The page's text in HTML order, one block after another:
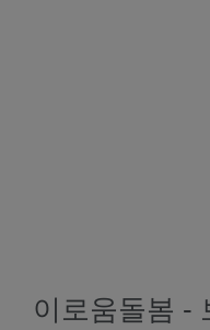
이로움돌봄 -